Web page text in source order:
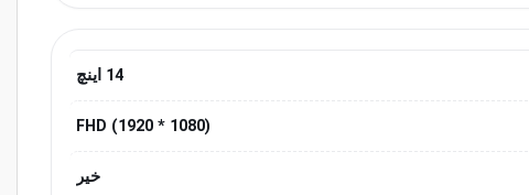
14 اینچ
(1080 * 1920) FHD
خیر